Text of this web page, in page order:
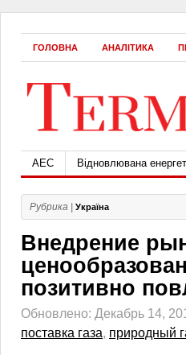
ГОЛОВНА АНАЛІТИКА
АЕС Відновлювана
Рубрика | Україна
Внедрение
позитивно
Обновлено: Декабрь 14,
поставка газа, природный